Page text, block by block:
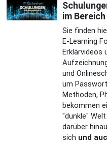
im
Sie finden
E-Learning
Erklärvideos
und
um
Methoden,
bekommen
"dunkle"
darüber
sich und